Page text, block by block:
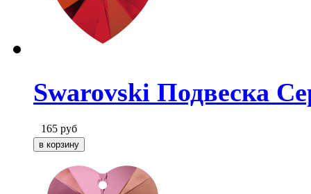
Swarovski Подвеска
165 руб